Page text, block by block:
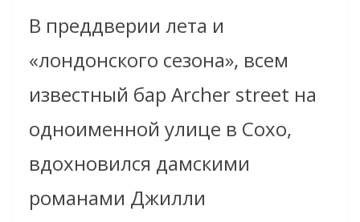
В преддверии лета и
«лондонского cезона», всем
известный бар Archer street на
одноименной улице в Сохо,
вдохновился дамскими
романами Джилли